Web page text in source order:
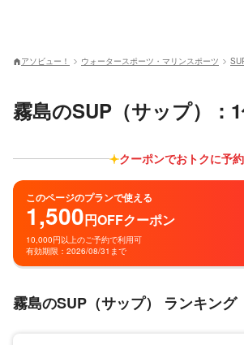
アソビュー！ ウォータースポーツ・マリンスポーツ
霧島のSUP（サップ）：
クーポンでおトクに予約
このページのプランで使える
1,500円OFFクーポン
10,000円以上のご予約で利用可
有効期限：2026/08/31まで
霧島のSUP（サップ） ランキング